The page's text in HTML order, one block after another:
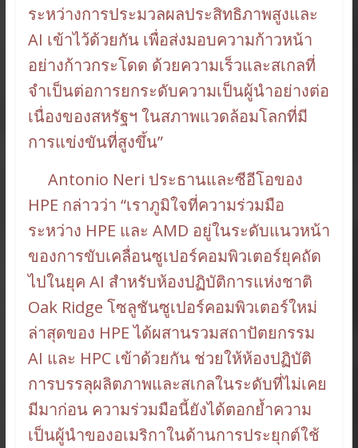
ระหว่างการประมวลผลประสิทธิภาพสูงและ
AI เข้าไว้ด้วยกัน เพื่อส่งมอบความก้าวหน้า
อย่างก้าวกระโดด ด้วยความเร็วและสเกลที่
จำเป็นต่อการยกระดับความเป็นผู้นำอย่างต่อ
เนื่องของสหรัฐฯ ในสภาพแวดล้อมโลกที่มี
การแข่งขันที่สูงขึ้น”
Antonio Neri ประธานและซีอีโอของ
HPE กล่าวว่า “เราภูมิใจที่ความร่วมมือ
ระหว่าง HPE และ AMD อยู่ในระดับแนวหน้า
ของการขับเคลื่อนซูเปอร์คอมพิวเตอร์ยุคถัด
ไปในยุค AI สำหรับห้องปฏิบัติการแห่งชาติ
Oak Ridge โซลูชันซูเปอร์คอมพิวเตอร์ใหม่
ล่าสุดของ HPE ได้ผสานรวมสถาปัตยกรรม
AI และ HPC เข้าด้วยกัน ช่วยให้ห้องปฏิบัติ
การบรรลุผลิตภาพและสเกลในระดับที่ไม่เคย
มีมาก่อน ความร่วมมือนี้ยังได้ตอกย้ำความ
เป็นผู้นำของอเมริกาในด้านการประยุกต์ใช้